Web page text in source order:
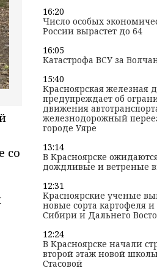
со
16:20
Число особых
России вырастет до 64
16:05
Катастрофа ВСУ за
15:40
Красноярская железная
предупреждает об
движения
железнодорожный
городе Уяре
13:14
В Красноярске
дождливые и ветреные
12:31
Красноярские ученые
новые сорта картофеля
Сибири и Дальнего
12:24
В Красноярске начали
второй этаж новой
Стасовой